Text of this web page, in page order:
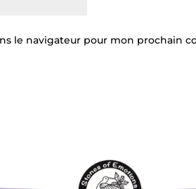
le navigateur pour mon prochain